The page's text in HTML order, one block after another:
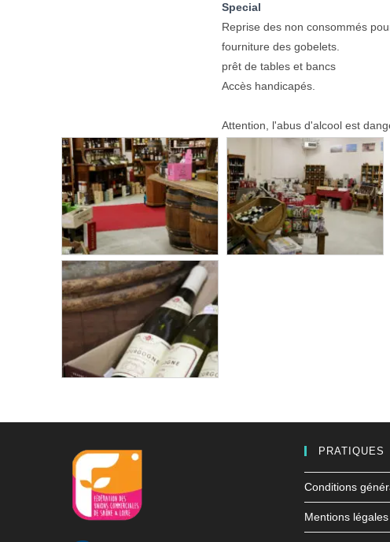
Special
Reprise des non consommés
fourniture des gobelets.
prêt de tables et bancs
Accès handicapés.
Attention, l'abus d'alcool est
PRATIQUES
Conditions
Mentions légales